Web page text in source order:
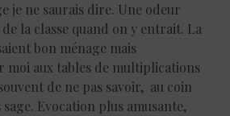
je ne saurais dire. Une odeur
de la classe quand on y entrait. La
bon ménage mais
moi aux tables de multiplications
de ne pas savoir, au coin
sage. Evocation plus amusante,